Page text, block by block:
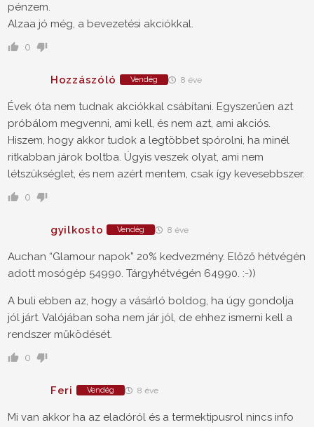
pénzem.
Alzaa jó még, a bevezetési akciókkal.
0
Hozzászóló Vendég 8 éve
Évek óta nem tudnak akciókkal csábítani. Egyszerűen azt
próbálom megvenni, ami kell, és nem azt, ami akciós.
Hiszem, hogy akkor tudok a legtöbbet spórolni, ha minél
ritkabban járok boltba. Úgyis veszek olyat, ami nem
létszükséglet, és nem azért mentem, csak így kevesebbszer.
0
gyilkosto Vendég 8 éve
Auchan “Glamour napok” 20% kedvezmény. Előző hétvégén
adott mosógép 54990. Tárgyhétvégén 64990. :-))
A buli ebben az, hogy a vásárló boldog, ha úgy gondolja
jól járt. Valójában soha nem jár jól, de ehhez ismerni kell a
rendszer működését.
0
Feri Vendég 8 éve
Mi van akkor ha az eladóról és a termektipusrol nincs info